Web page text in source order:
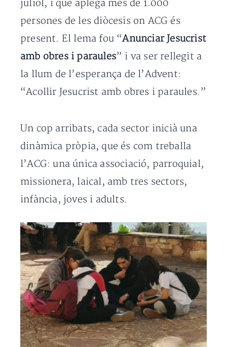
juliol, i que aplegà més de 1.000
persones de les diòcesis on ACG és
present. El lema fou “Anunciar Jesucrist
amb obres i paraules” i va ser rellegit a
la llum de l’esperança de l’Advent:
“Acollir Jesucrist amb obres i paraules.”
Un cop arribats, cada sector inicià una
dinàmica pròpia, que és com treballa
l’ACG: una única associació, parroquial,
missionera, laical, amb tres sectors,
infància, joves i adults.